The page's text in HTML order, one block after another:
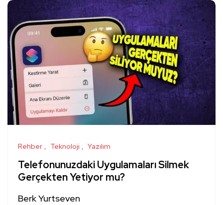
Rehber Teknoloji Yazılım
Telefonunuzdaki Uygulamaları Silmek
Gerçekten Yetiyor mu?
Berk Yurtseven